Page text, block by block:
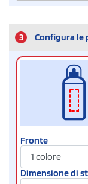
3 Configura le
Fronte
Dimensione di